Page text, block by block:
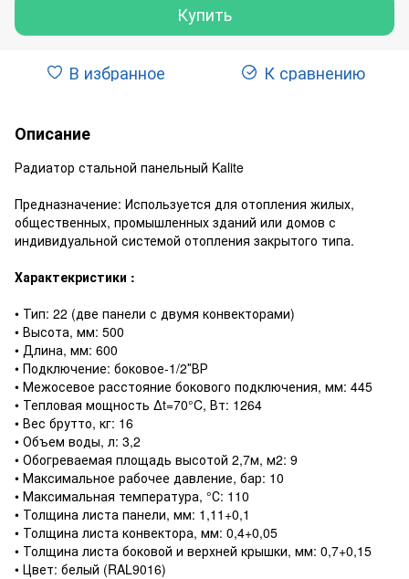
Купить
В избранное К сравнению
Описание
Радиатор стальной панельный Kalite
Предназначение: Используется для отопления жилых,
общественных, промышленных зданий или домов с
индивидуальной системой отопления закрытого типа.
Характекристики :
• Тип: 22 (две панели с двумя конвекторами)
• Высота, мм: 500
• Длина, мм: 600
• Подключение: боковое-1/2″ВР
• Межосевое расстояние бокового подключения, мм: 445
• Тепловая мощность ∆t=70°C, Вт: 1264
• Вес брутто, кг: 16
• Объем воды, л: 3,2
• Обогреваемая площадь высотой 2,7м, м2: 9
• Максимальное рабочее давление, бар: 10
• Максимальная температура, °С: 110
• Толщина листа панели, мм: 1,11+0,1
• Толщина листа конвектора, мм: 0,4+0,05
• Толщина листа боковой и верхней крышки, мм: 0,7+0,15
• Цвет: белый (RAL9016)